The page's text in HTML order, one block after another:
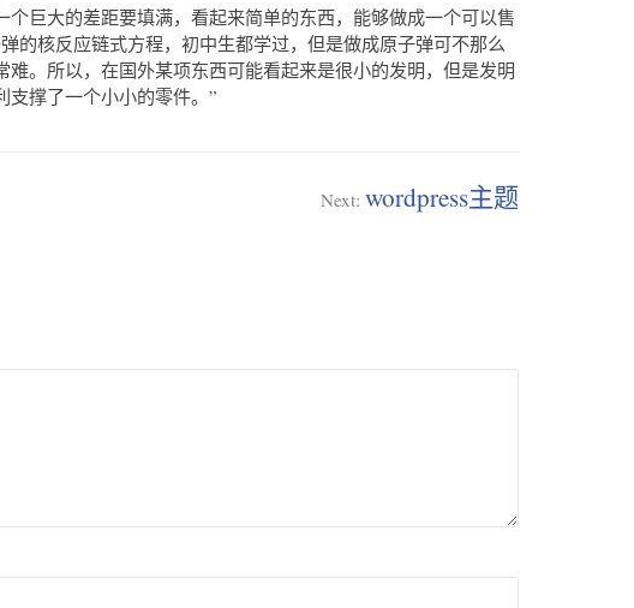
巨大的差距要填满，看起来简单的东西，能够做成一个可以售
的核反应链式方程，初中生都学过，但是做成原子弹可不那么
。所以，在国外某项东西可能看起来是很小的发明，但是发明
支撑了一个小小的零件。”
Next: wordpress主题